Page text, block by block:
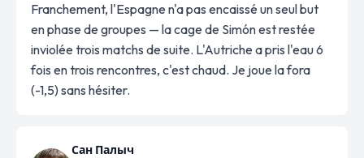
Franchement, l'Espagne n'a pas encaissé un seul but
en phase de groupes — la cage de Simón est restée
inviolée trois matchs de suite. L'Autriche a pris l'eau 6
fois en trois rencontres, c'est chaud. Je joue la fora
(-1,5) sans hésiter.
Сан Палыч